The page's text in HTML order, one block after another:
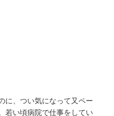
に、つい気になって又ペー
若い頃病院で仕事をしてい